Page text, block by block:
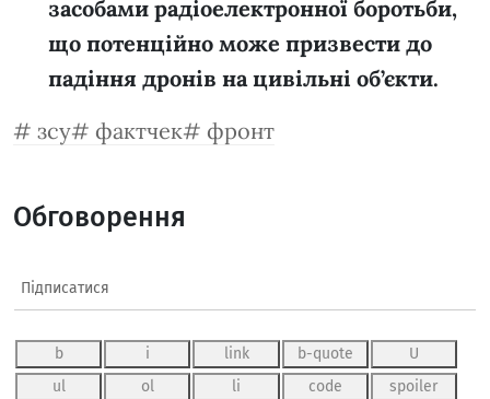
засобами радіоелектронної боротьби,
що потенційно може призвести до
падіння дронів на цивільні об’єкти.
зсу
фактчек фронт
Обговорення
Підписатися